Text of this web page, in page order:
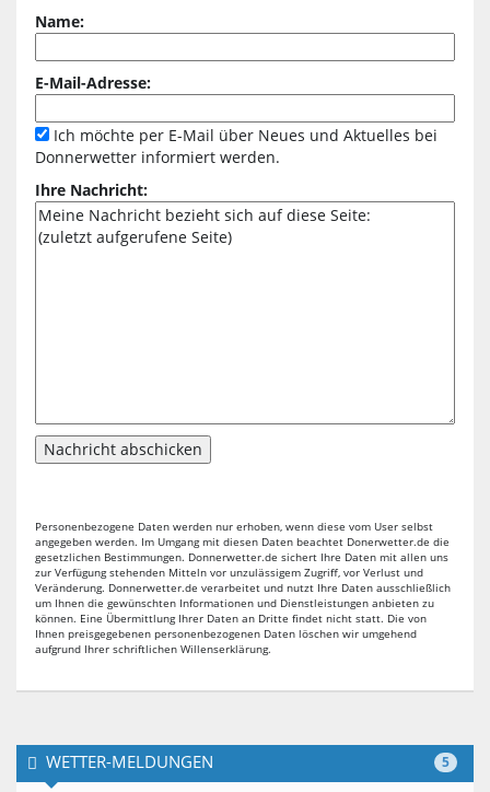
Name:
E-Mail-Adresse:
Ich möchte per E-Mail über Neues und Aktuelles bei
Donnerwetter informiert werden.
Ihre Nachricht:
Personenbezogene Daten werden nur erhoben, wenn diese vom User selbst
angegeben werden. Im Umgang mit diesen Daten beachtet Donerwetter.de die
gesetzlichen Bestimmungen. Donnerwetter.de sichert Ihre Daten mit allen uns
zur Verfügung stehenden Mitteln vor unzulässigem Zugriff, vor Verlust und
Veränderung. Donnerwetter.de verarbeitet und nutzt Ihre Daten ausschließlich
um Ihnen die gewünschten Informationen und Dienstleistungen anbieten zu
können. Eine Übermittlung Ihrer Daten an Dritte findet nicht statt. Die von
Ihnen preisgegebenen personenbezogenen Daten löschen wir umgehend
aufgrund Ihrer schriftlichen Willenserklärung.
5
WETTER-MELDUNGEN